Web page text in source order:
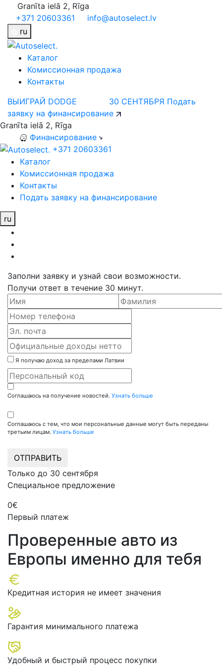
Granīta ielā 2, Rīga
+371 20603361
info@autoselect.lv
ru
Каталог
Комиссионная продажа
Контакты
ВЫИГРАЙ DODGE
30 СЕНТЯБРЯ Подать
заявку на финансирование
Granīta ielā 2, Rīga
Финансирование
+371 20603361
Каталог
Комиссионная продажа
Контакты
Подать заявку на финансирование
ru
Заполни заявку и узнай свои возможности.
Получи ответ в течение 30 минут.
Я получаю доход за пределами Латвии
Соглашаюсь на получение новостей. Узнать больше
Соглашаюсь с тем, что мои персональные данные могут быть переданы
третьим лицам. Узнать больше
ОТПРАВИТЬ
Только до 30 сентября
Специальное предложение
0€
Первый платеж
Проверенные авто из
Европы именно для тебя
Кредитная история не имеет значения
Гарантия минимального платежа
Удобный и быстрый процесс покупки